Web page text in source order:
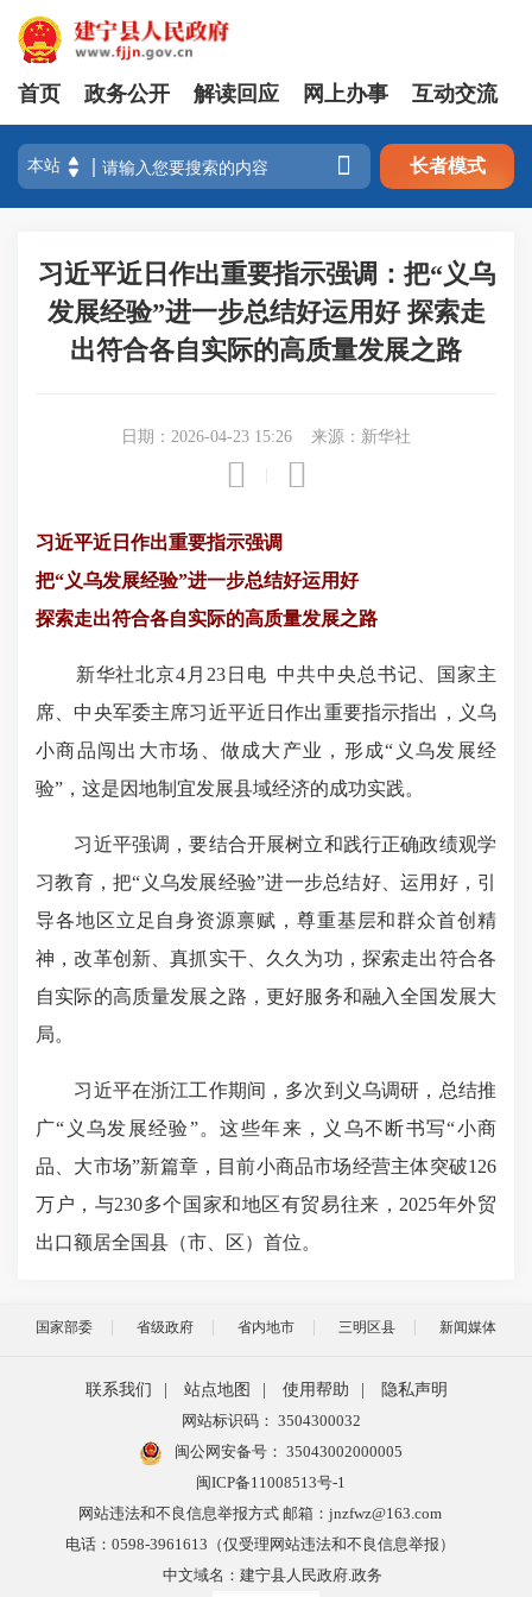
首页 政务公开 解读回应 网上办事 互动交流
 长者模式
习近平近日作出重要指示强调：把“义乌
发展经验”进一步总结好运用好 探索走
出符合各自实际的高质量发展之路
日期：2026-04-23 15:26 来源：新华社
 
习近平近日作出重要指示强调
把“义乌发展经验”进一步总结好运用好
探索走出符合各自实际的高质量发展之路
新华社北京4月23日电 中共中央总书记、国家主
席、中央军委主席习近平近日作出重要指示指出，义乌
小商品闯出大市场、做成大产业，形成“义乌发展经
验”，这是因地制宜发展县域经济的成功实践。
习近平强调，要结合开展树立和践行正确政绩观学
习教育，把“义乌发展经验”进一步总结好、运用好，引
导各地区立足自身资源禀赋，尊重基层和群众首创精
神，改革创新、真抓实干、久久为功，探索走出符合各
自实际的高质量发展之路，更好服务和融入全国发展大
局。
习近平在浙江工作期间，多次到义乌调研，总结推
广“义乌发展经验”。这些年来，义乌不断书写“小商
品、大市场”新篇章，目前小商品市场经营主体突破126
万户，与230多个国家和地区有贸易往来，2025年外贸
出口额居全国县（市、区）首位。
国家部委 省级政府 省内地市 三明区县 新闻媒体
联系我们 站点地图 使用帮助
隐私声明
网站标识码： 3504300032
闽公网安备号： 35043002000005
闽ICP备11008513号-1
网站违法和不良信息举报方式 邮箱：jnzfwz@163.com
电话：0598-3961613（仅受理网站违法和不良信息举报）
中文域名：建宁县人民政府.政务